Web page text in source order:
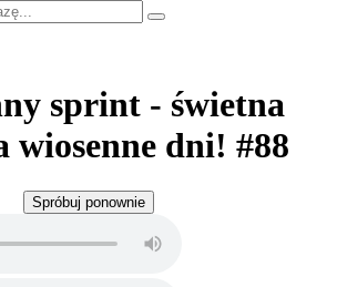
sprint - świetna
wiosenne dni! #88
Spróbuj ponownie